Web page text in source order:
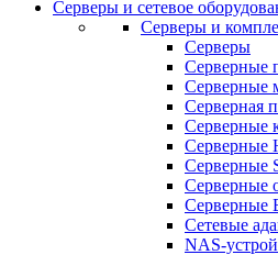
Серверы и сетевое
Серверы и
Серверы
Серверные
Серверные
Серверная
Серверные
Серверные
Серверные
Серверные
Серверные
Сетевые
NAS-